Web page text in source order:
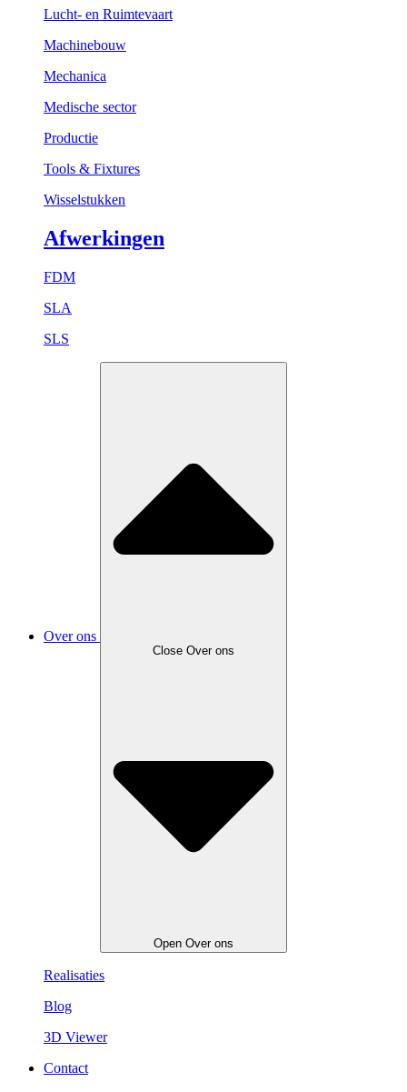
Lucht- en Ruimtevaart
Machinebouw
Mechanica
Medische sector
Productie
Tools & Fixtures
Wisselstukken
Afwerkingen
FDM
SLA
SLS
Over ons
Close Over ons
Open Over ons
Realisaties
Blog
3D Viewer
Contact